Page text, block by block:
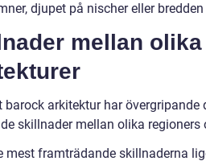
djupet på nischer eller
mellan
barock arkitektur har
skillnader mellan olika regioners
mest framträdande skillnaderna